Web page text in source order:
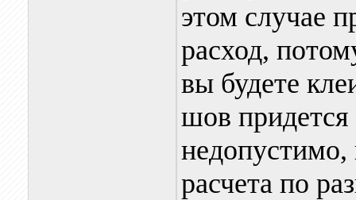
этом случае
расход,
вы будете
шов
недопустимо,
расчета по